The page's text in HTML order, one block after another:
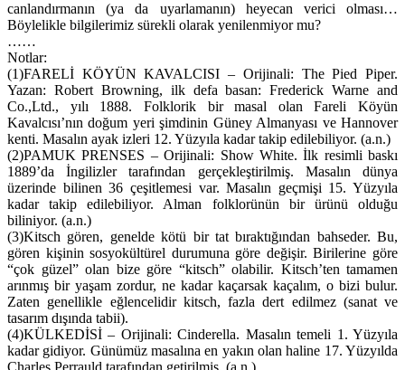
canlandırmanın (ya da uyarlamanın) heyecan verici olması…
Böylelikle bilgilerimiz sürekli olarak yenilenmiyor mu?
……
Notlar:
(1)FARELİ KÖYÜN KAVALCISI – Orijinali: The Pied Piper.
Yazan: Robert Browning, ilk defa basan: Frederick Warne and
Co.,Ltd., yılı 1888. Folklorik bir masal olan Fareli Köyün
Kavalcısı’nın doğum yeri şimdinin Güney Almanyası ve Hannover
kenti. Masalın ayak izleri 12. Yüzyıla kadar takip edilebiliyor. (a.n.)
(2)PAMUK PRENSES – Orijinali: Show White. İlk resimli baskı
1889’da İngilizler tarafından gerçekleştirilmiş. Masalın dünya
üzerinde bilinen 36 çeşitlemesi var. Masalın geçmişi 15. Yüzyıla
kadar takip edilebiliyor. Alman folklorünün bir ürünü olduğu
biliniyor. (a.n.)
(3)Kitsch gören, genelde kötü bir tat bıraktığından bahseder. Bu,
gören kişinin sosyokültürel durumuna göre değişir. Birilerine göre
“çok güzel” olan bize göre “kitsch” olabilir. Kitsch’ten tamamen
arınmış bir yaşam zordur, ne kadar kaçarsak kaçalım, o bizi bulur.
Zaten genellikle eğlencelidir kitsch, fazla dert edilmez (sanat ve
tasarım dışında tabii).
(4)KÜLKEDİSİ – Orijinali: Cinderella. Masalın temeli 1. Yüzyıla
kadar gidiyor. Günümüz masalına en yakın olan haline 17. Yüzyılda
Charles Perrauld tarafından getirilmiş. (a.n.)